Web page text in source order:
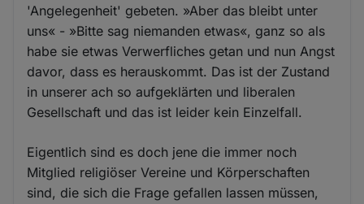
'Angelegenheit' gebeten. »Aber das bleibt unter
uns« - »Bitte sag niemanden etwas«, ganz so als
habe sie etwas Verwerfliches getan und nun Angst
davor, dass es herauskommt. Das ist der Zustand
in unserer ach so aufgeklärten und liberalen
Gesellschaft und das ist leider kein Einzelfall.
Eigentlich sind es doch jene die immer noch
Mitglied religiöser Vereine und Körperschaften
sind, die sich die Frage gefallen lassen müssen,